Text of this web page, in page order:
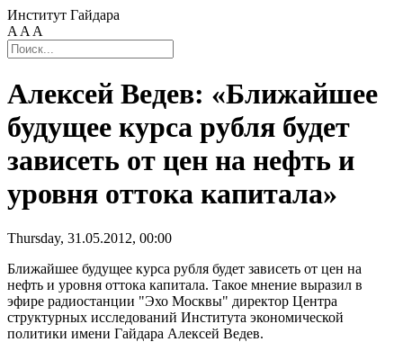
Институт Гайдара
A A A
Алексей Ведев: «Ближайшее
будущее курса рубля будет
зависеть от цен на нефть и
уровня оттока капитала»
Thursday, 31.05.2012, 00:00
Ближайшее будущее курса рубля будет зависеть от цен на
нефть и уровня оттока капитала. Такое мнение выразил в
эфире радиостанции "Эхо Москвы" директор Центра
структурных исследований Института экономической
политики имени Гайдара Алексей Ведев.